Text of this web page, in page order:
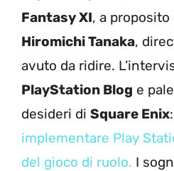
Fantasy XI, a proposito
Hiromichi Tanaka,
avuto da ridire.
PlayStation Blog e
desideri di Square Enix
implementare Play
del gioco di ruolo. I